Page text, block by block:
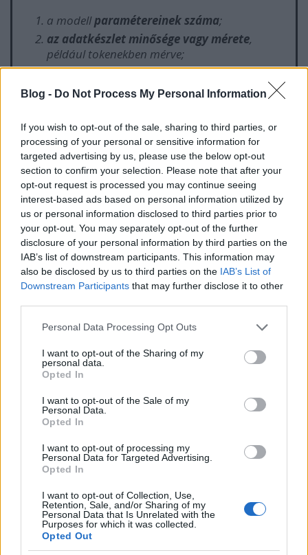
Blog - Do Not Process My Personal Information
If you wish to opt-out of the sale, sharing to third parties, or
processing of your personal or sensitive information for
targeted advertising by us, please use the below opt-out
section to confirm your selection. Please note that after your
opt-out request is processed you may continue seeing
interest-based ads based on personal information utilized by
us or personal information disclosed to third parties prior to
your opt-out. You may separately opt-out of the further
disclosure of your personal information by third parties on the
IAB’s list of downstream participants. This information may
also be disclosed by us to third parties on the IAB’s List of
Downstream Participants that may further disclose it to other
Please note that this website/app uses one or more Google
not limited to your visit or usage behaviour. You may click to
grant or deny consent to Google and its third-party tags to
use your data for below specified purposes in below Google
consent section.
Personal Data Processing Opt Outs
I want to opt-out of the Sharing of my
personal data.
Opted In
I want to opt-out of the Sale of my
Personal Data.
Opted In
I want to opt-out of processing my
Personal Data for Targeted Advertising.
Opted In
I want to opt-out of Collection, Use,
Retention, Sale, and/or Sharing of my
Personal Data that Is Unrelated with the
Purposes for which it was collected.
Opted Out
a modellparamétereinek száma;
az adatkészlet minősége vagy mérete,
például tokenekben mérve;
a modell tanításához használt számítások
mennyisége lebegőpontos műveletekben
mérve, vagy olyanegyéb változók
a tanítás becsült költsége, a tanításhoz
szükséges becsült idő vagy a tanításhoz
szükséges energiafogyasztás;
a modell bemeneti és kimeneti modalitása
így például szövegből szöveg (nagy nyelvi
modellek), szövegből kép, multimodalitás, és
az egyes modalitások tekintetében a nagy
hatású képességek meghatározására
vonatkozó, a technika állásának megfelelő
küszöbértékek, valamint a bemenetek és
kimenetek konkrét típusa (pl. biológiai
szekvenciák);
a modell képességeire vonatkozó
referenciaértékek és értékelések
, ideértve
a további tanítás nélkül végzett feladatok
számának mérlegelését, az új, eltérő feladatok
tanulásához való alkalmazkodóképességet,
a modell autonómiaszintjét és
méretezhetőségét, a rendelkezésére álló
eszközöket;
a modell az elterjedtsége miatt jelentős
hatást gyakorol-e a belső piacra
, ami akkor
vélelmezhető, ha legalább 10 000, az
Unióban letelepedett regisztrált üzleti
felhasználó rendelkezésére bocsátották;
a regisztrált végfelhasználók száma